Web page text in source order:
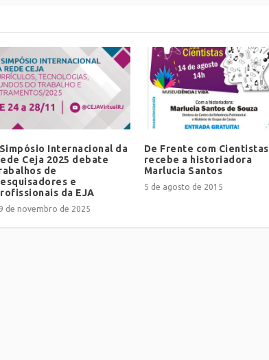
Internacional da
Ceja 2025 debate
de
e
da EJA
de novembro de 2025
De Frente com Cientistas
recebe a historiadora
Marlucia Santos
5 de agosto de 2015